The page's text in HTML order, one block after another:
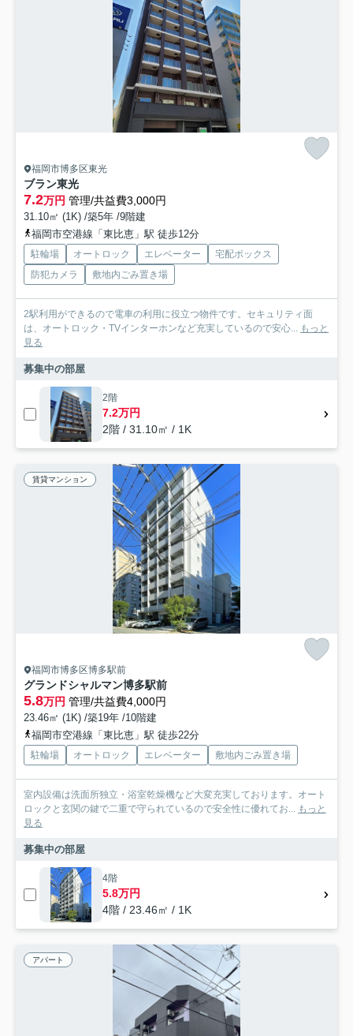
福岡市博多区東光
ブラン東光
7.2万円 管理/共益費3,000円
31.10㎡ (1K) /築5年 /9階建
福岡市空港線「東比恵」駅 徒歩12分
駐輪場 オートロック エレベーター
宅配ボックス
防犯カメラ
敷地内ごみ置き場
2駅利用ができるので電車の利用に役立つ物件です。セキュリティ面
は、オートロック・TVインターホンなど充実しているので安心... もっと
見る
募集中の部屋
2階
7.2万円
2階 / 31.10㎡ / 1K
賃貸マンション
福岡市博多区博多駅前
グランドシャルマン博多駅前
5.8万円 管理/共益費4,000円
23.46㎡ (1K) /築19年 /10階建
福岡市空港線「東比恵」駅 徒歩22分
駐輪場 オートロック エレベーター 敷地内ごみ置き場
室内設備は洗面所独立・浴室乾燥機など大変充実しております。オート
ロックと玄関の鍵で二重で守られているので安全性に優れてお... もっと
見る
募集中の部屋
4階
5.8万円
4階 / 23.46㎡ / 1K
アパート